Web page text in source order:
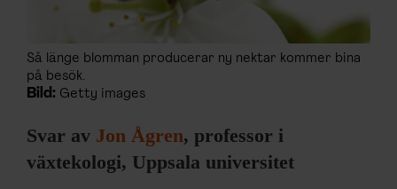
Så länge blomman producerar ny nektar kommer bina
på besök.
Bild: Getty images
Svar av Jon Ågren, professor i
växtekologi, Uppsala universitet